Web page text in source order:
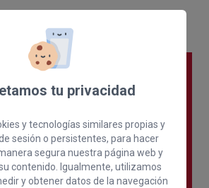
tu privacidad
y tecnologías similares propias y
sesión o persistentes, para hacer
segura nuestra página web y
contenido. Igualmente, utilizamos
y obtener datos de la navegación